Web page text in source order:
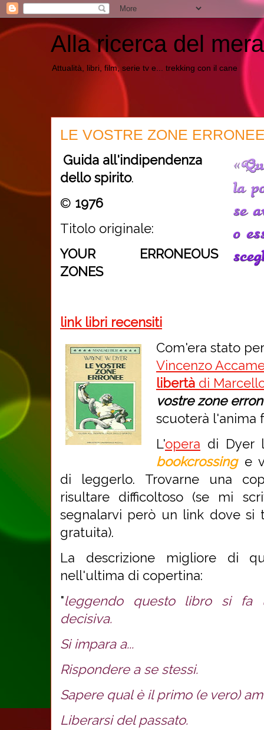
Alla ricerca del
Attualità, libri, film, serie tv e... trekking con il cane
LE VOSTRE ZONE
Guida all'indipendenza
dello spirito.
© 1976
Titolo originale:
YOUR ERRONEOUS
ZONES
link libri recensiti
Com'era stato per
Vincenzo
libertà di
vostre zone
scuoterà l'anima
L'opera di Dyer
bookcrossing e
di leggerlo. Trovarne una
risultare difficoltoso (se mi
segnalarvi però un link dove si
gratuita).
La descrizione migliore di
nell'ultima di copertina:
"leggendo questo libro si fa
decisiva.
Si impara a...
Rispondere a se stessi.
Sapere qual è il primo (e vero)
Liberarsi del passato.